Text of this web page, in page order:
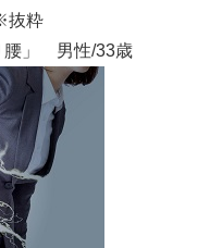
抜粋
腰」 男性/33歳